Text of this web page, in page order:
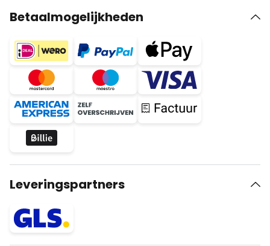
Betaalmogelijkheden
Leveringspartners